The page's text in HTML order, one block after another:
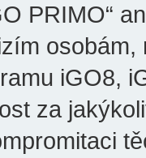
PRIMO“
iGO8,
za